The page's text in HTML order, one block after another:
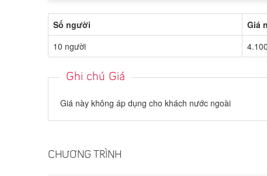
Số người Giá
10 người
Ghi chú Giá
Giá này không áp dụng cho khách nước ngoài
CHƯƠNG TRÌNH